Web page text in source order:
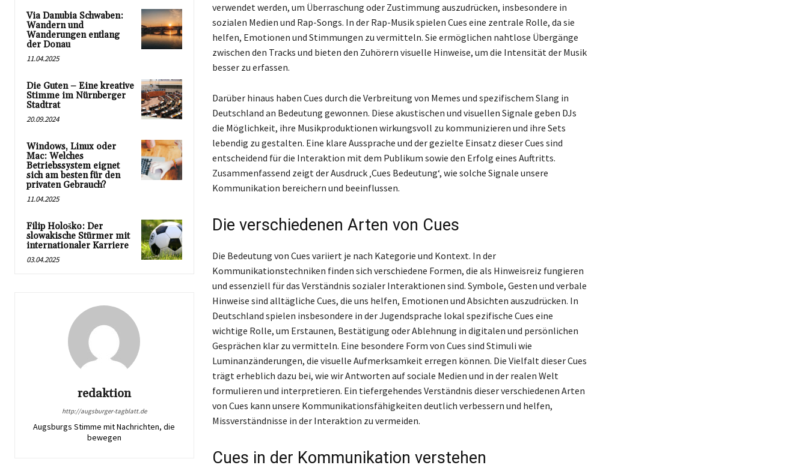
Via Danubia Schwaben:
Wandern und
Wanderungen entlang
der Donau
11.04.2025
Die Guten – Eine kreative
Stimme im Nürnberger
Stadtrat
20.09.2024
Windows, Linux oder
Mac: Welches
Betriebssystem eignet
sich am besten für den
privaten Gebrauch?
11.04.2025
Filip Hološko: Der
slowakische Stürmer mit
internationaler Karriere
03.04.2025
redaktion
http://augsburger-tagblatt.de
Augsburgs Stimme mit Nachrichten, die
bewegen
verwendet werden, um Überraschung oder Zustimmung auszudrücken, insbesondere in
sozialen Medien und Rap-Songs. In der Rap-Musik spielen Cues eine zentrale Rolle, da sie
helfen, Emotionen und Stimmungen zu vermitteln. Sie ermöglichen nahtlose Übergänge
zwischen den Tracks und bieten den Zuhörern visuelle Hinweise, um die Intensität der Musik
besser zu erfassen.
Darüber hinaus haben Cues durch die Verbreitung von Memes und spezifischem Slang in
Deutschland an Bedeutung gewonnen. Diese akustischen und visuellen Signale geben DJs
die Möglichkeit, ihre Musikproduktionen wirkungsvoll zu kommunizieren und ihre Sets
lebendig zu gestalten. Eine klare Aussprache und der gezielte Einsatz dieser Cues sind
entscheidend für die Interaktion mit dem Publikum sowie den Erfolg eines Auftritts.
Zusammenfassend zeigt der Ausdruck ‚Cues Bedeutung‘, wie solche Signale unsere
Kommunikation bereichern und beeinflussen.
Die verschiedenen Arten von Cues
Die Bedeutung von Cues variiert je nach Kategorie und Kontext. In der
Kommunikationstechniken finden sich verschiedene Formen, die als Hinweisreiz fungieren
und essenziell für das Verständnis sozialer Interaktionen sind. Symbole, Gesten und verbale
Hinweise sind alltägliche Cues, die uns helfen, Emotionen und Absichten auszudrücken. In
Deutschland spielen insbesondere in der Jugendsprache lokal spezifische Cues eine
wichtige Rolle, um Erstaunen, Bestätigung oder Ablehnung in digitalen und persönlichen
Gesprächen klar zu vermitteln. Eine besondere Form von Cues sind Stimuli wie
Luminanzänderungen, die visuelle Aufmerksamkeit erregen können. Die Vielfalt dieser Cues
trägt erheblich dazu bei, wie wir Antworten auf sociale Medien und in der realen Welt
formulieren und interpretieren. Ein tiefergehendes Verständnis dieser verschiedenen Arten
von Cues kann unsere Kommunikationsfähigkeiten deutlich verbessern und helfen,
Missverständnisse in der Interaktion zu vermeiden.
Cues in der Kommunikation verstehen